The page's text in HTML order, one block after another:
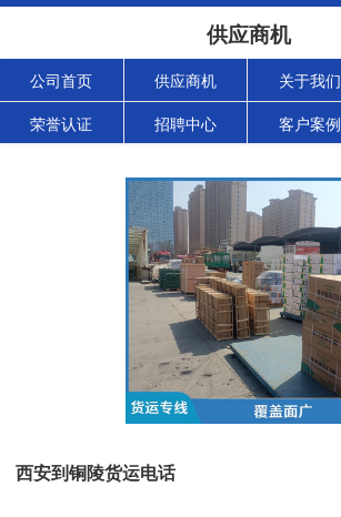
供应商机
公司首页 供应商机 关于我们
荣誉认证 招聘中心 客户案例
西安到铜陵货运电话